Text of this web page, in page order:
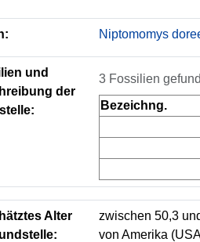
Niptomomys
und
der
3 Fossilien
Bezeichng.
Alter
zwischen 50,3
von Amerika